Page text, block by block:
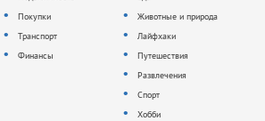
Покупки
Транспорт
Финансы
Животные и природа
Лайфхаки
Путешествия
Развлечения
Спорт
Хобби